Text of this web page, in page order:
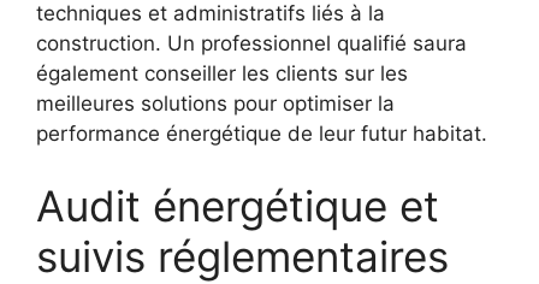
techniques et administratifs liés à la
construction. Un professionnel qualifié saura
également conseiller les clients sur les
meilleures solutions pour optimiser la
performance énergétique de leur futur habitat.
Audit énergétique et
suivis réglementaires